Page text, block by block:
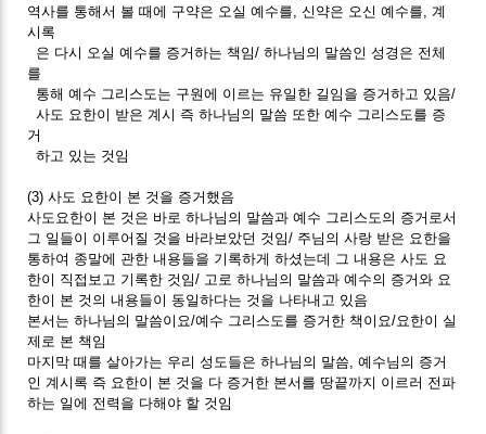
역사를 통해서 볼 때에 구약은 오실 예수를, 신약은 오신 예수를, 계
시록
은 다시 오실 예수를 증거하는 책임/ 하나님의 말씀인 성경은 전체
를
통해 예수 그리스도는 구원에 이르는 유일한 길임을 증거하고 있음/
사도 요한이 받은 계시 즉 하나님의 말씀 또한 예수 그리스도를 증
거
하고 있는 것임
(3) 사도 요한이 본 것을 증거했음
사도요한이 본 것은 바로 하나님의 말씀과 예수 그리스도의 증거로서
그 일들이 이루어질 것을 바라보았던 것임/ 주님의 사랑 받은 요한을
통하여 종말에 관한 내용들을 기록하게 하셨는데 그 내용은 사도 요
한이 직접보고 기록한 것임/ 고로 하나님의 말씀과 예수의 증거와 요
한이 본 것의 내용들이 동일하다는 것을 나타내고 있음
본서는 하나님의 말씀이요/예수 그리스도를 증거한 책이요/요한이 실
제로 본 책임
마지막 때를 살아가는 우리 성도들은 하나님의 말씀, 예수님의 증거
인 계시록 즉 요한이 본 것을 다 증거한 본서를 땅끝까지 이르러 전파
하는 일에 전력을 다해야 할 것임